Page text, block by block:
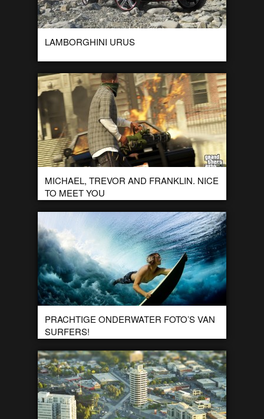
LAMBORGHINI URUS
Het is nog even wachten, maar in 2017 moet de SUV van
Lamborghini op de markt komen. Volgens speculaties moet
deze wagen een […]
MICHAEL, TREVOR AND FRANKLIN. NICE
TO MEET YOU
Nog een paar maandjes en dan is het eindelijk zo ver, GTA 5
komt op de markt! In ongeveer 15 jaar is GTA […]
PRACHTIGE ONDERWATER FOTO’S VAN
SURFERS!
Een tijdje geleden lieten we jullie prachtige onderwater foto’s
zien van het zwemmen onder golfen door. Dit keer hebben
we een nieuwe serie […]